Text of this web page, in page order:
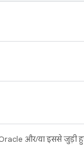
और/या इससे जुड़ी हुई